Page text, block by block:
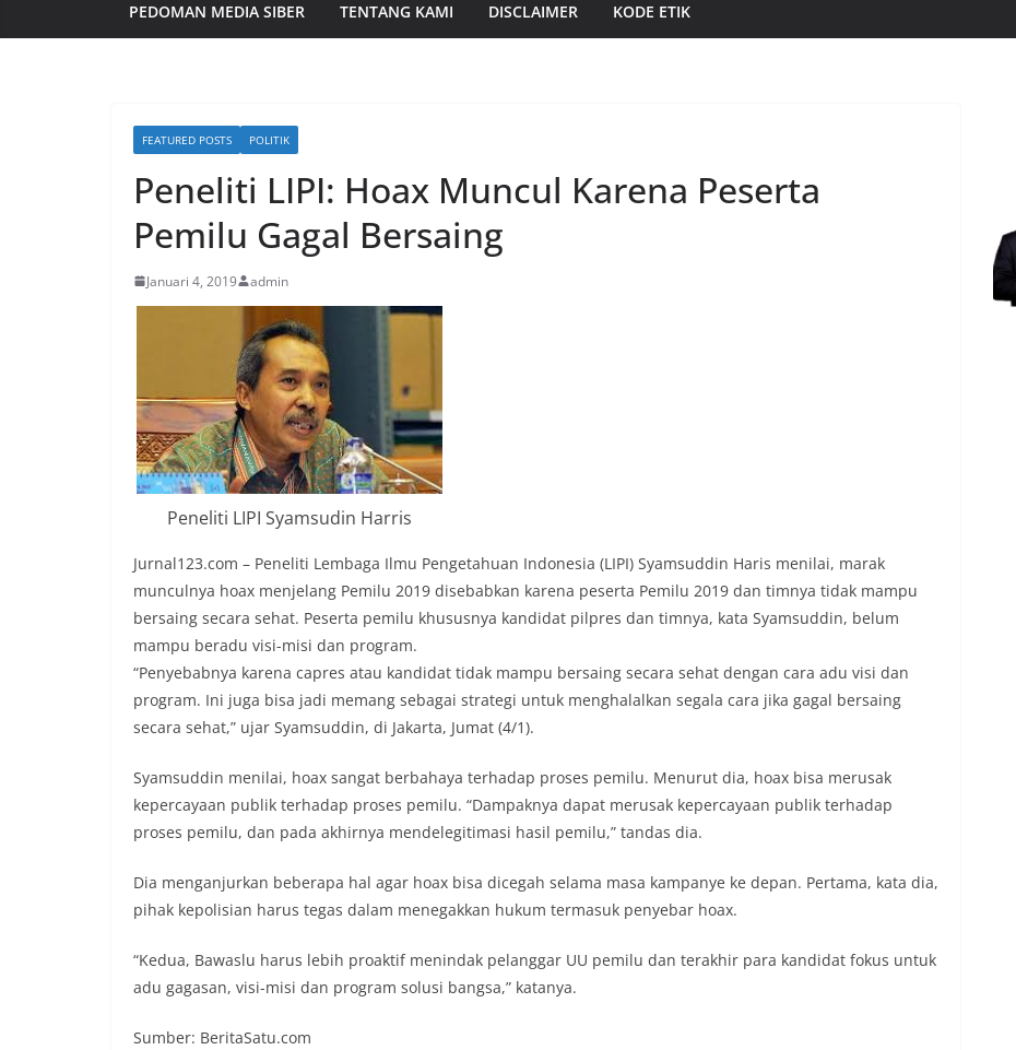
PEDOMAN MEDIA SIBER TENTANG KAMI DISCLAIMER KODE ETIK
FEATURED POSTS POLITIK
Peneliti LIPI: Hoax Muncul Karena Peserta
Pemilu Gagal Bersaing
Januari 4, 2019 admin
Peneliti LIPI Syamsudin Harris
Jurnal123.com – Peneliti Lembaga Ilmu Pengetahuan Indonesia (LIPI) Syamsuddin Haris menilai, marak
munculnya hoax menjelang Pemilu 2019 disebabkan karena peserta Pemilu 2019 dan timnya tidak mampu
bersaing secara sehat. Peserta pemilu khususnya kandidat pilpres dan timnya, kata Syamsuddin, belum
mampu beradu visi-misi dan program.
“Penyebabnya karena capres atau kandidat tidak mampu bersaing secara sehat dengan cara adu visi dan
program. Ini juga bisa jadi memang sebagai strategi untuk menghalalkan segala cara jika gagal bersaing
secara sehat,” ujar Syamsuddin, di Jakarta, Jumat (4/1).
Syamsuddin menilai, hoax sangat berbahaya terhadap proses pemilu. Menurut dia, hoax bisa merusak
kepercayaan publik terhadap proses pemilu. “Dampaknya dapat merusak kepercayaan publik terhadap
proses pemilu, dan pada akhirnya mendelegitimasi hasil pemilu,” tandas dia.
Dia menganjurkan beberapa hal agar hoax bisa dicegah selama masa kampanye ke depan. Pertama, kata dia,
pihak kepolisian harus tegas dalam menegakkan hukum termasuk penyebar hoax.
“Kedua, Bawaslu harus lebih proaktif menindak pelanggar UU pemilu dan terakhir para kandidat fokus untuk
adu gagasan, visi-misi dan program solusi bangsa,” katanya.
Sumber: BeritaSatu.com